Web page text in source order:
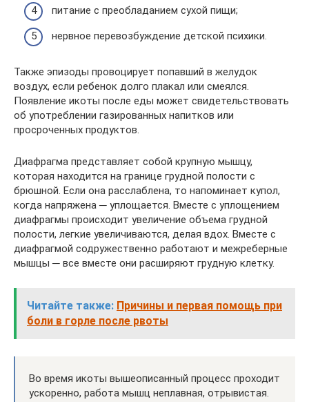
питание с преобладанием сухой пищи;
нервное перевозбуждение детской психики.
Также эпизоды провоцирует попавший в желудок
воздух, если ребенок долго плакал или смеялся.
Появление икоты после еды может свидетельствовать
об употреблении газированных напитков или
просроченных продуктов.
Диафрагма представляет собой крупную мышцу,
которая находится на границе грудной полости с
брюшной. Если она расслаблена, то напоминает купол,
когда напряжена ─ уплощается. Вместе с уплощением
диафрагмы происходит увеличение объема грудной
полости, легкие увеличиваются, делая вдох. Вместе с
диафрагмой содружественно работают и межреберные
мышцы ─ все вместе они расширяют грудную клетку.
Читайте также: Причины и первая помощь при
боли в горле после рвоты
Во время икоты вышеописанный процесс проходит
ускоренно, работа мышц неплавная, отрывистая.